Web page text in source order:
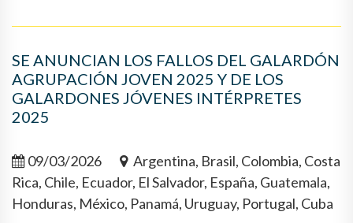
SE ANUNCIAN LOS FALLOS DEL GALARDÓN
AGRUPACIÓN JOVEN 2025 Y DE LOS
GALARDONES JÓVENES INTÉRPRETES
2025
09/03/2026
Argentina, Brasil, Colombia, Costa
Rica, Chile, Ecuador, El Salvador, España, Guatemala,
Honduras, México, Panamá, Uruguay, Portugal, Cuba